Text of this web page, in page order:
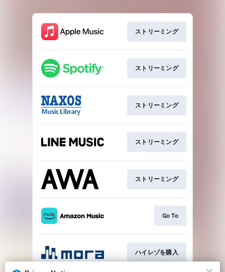
ストリーミング
ストリーミング
ストリーミング
ストリーミング
ストリーミング
Go To
ハイレゾを購入